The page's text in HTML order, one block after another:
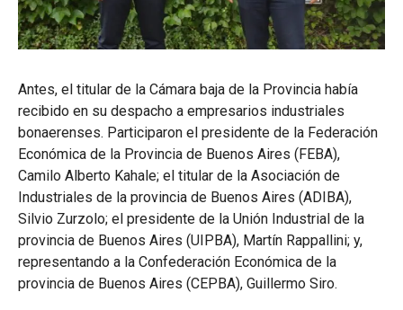
Antes, el titular de la Cámara baja de la Provincia había
recibido en su despacho a empresarios industriales
bonaerenses. Participaron el presidente de la Federación
Económica de la Provincia de Buenos Aires (FEBA),
Camilo Alberto Kahale; el titular de la Asociación de
Industriales de la provincia de Buenos Aires (ADIBA),
Silvio Zurzolo; el presidente de la Unión Industrial de la
provincia de Buenos Aires (UIPBA), Martín Rappallini; y,
representando a la Confederación Económica de la
provincia de Buenos Aires (CEPBA), Guillermo Siro.